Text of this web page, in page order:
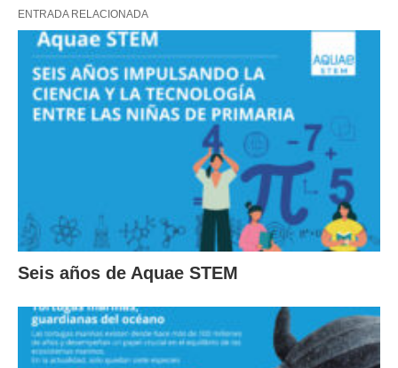
ENTRADA RELACIONADA
Seis años de Aquae STEM